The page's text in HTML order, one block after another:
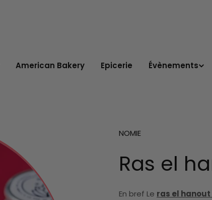
American Bakery Epicerie Évènements
NOMIE
Ras el
En bref Le ras el hanout